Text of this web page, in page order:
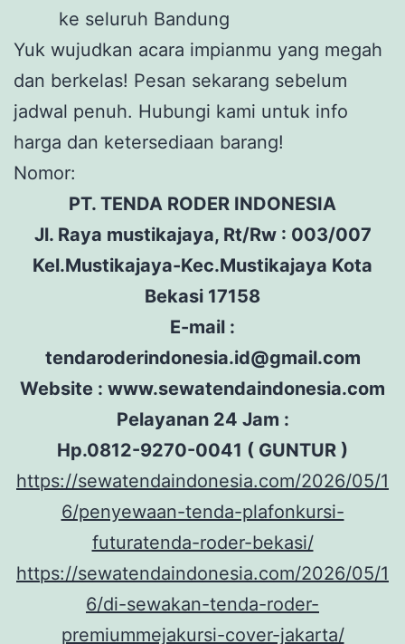
ke seluruh Bandung
Yuk wujudkan acara impianmu yang megah
dan berkelas! Pesan sekarang sebelum
jadwal penuh. Hubungi kami untuk info
harga dan ketersediaan barang!
Nomor:
PT. TENDA RODER INDONESIA
Jl. Raya mustikajaya, Rt/Rw : 003/007
Kel.Mustikajaya-Kec.Mustikajaya Kota
Bekasi 17158
E-mail :
tendaroderindonesia.id@gmail.com
Website : www.sewatendaindonesia.com
Pelayanan 24 Jam :
Hp.0812-9270-0041 ( GUNTUR )
https://sewatendaindonesia.com/2026/05/1
6/penyewaan-tenda-plafonkursi-
futuratenda-roder-bekasi/
https://sewatendaindonesia.com/2026/05/1
6/di-sewakan-tenda-roder-
premiummejakursi-cover-jakarta/